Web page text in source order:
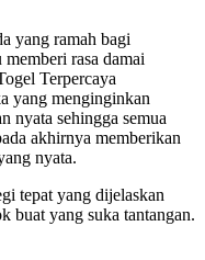
yang ramah bagi
memberi rasa damai
Terpercaya
yang menginginkan
nyata sehingga semua
akhirnya memberikan
nyata.
tepat yang dijelaskan
buat yang suka tantangan.